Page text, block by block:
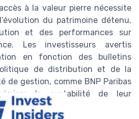
à la valeur pierre nécessite
du patrimoine détenu,
et des performances sur
Les investisseurs avertis
en fonction des bulletins
de distribution et de la
de gestion, comme BNP Paribas
la rentabilité de leur